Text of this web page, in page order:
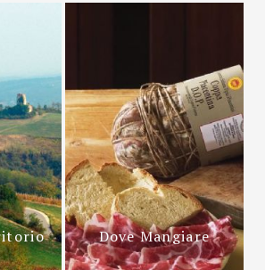
Dove Mangiare